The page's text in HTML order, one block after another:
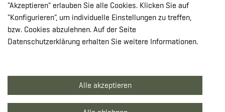
In OpenStreetMap öffnen
↳ Route mit GoogleMaps planen
Impressum
Datenschutzerklärung
"Akzeptieren" erlauben Sie alle Cookies. Klicken Sie auf
"Konfigurieren", um individuelle Einstellungen zu treffen,
bzw. Cookies abzulehnen. Auf der Seite
Datenschutzerklärung erhalten Sie weitere Informationen.
Alle akzeptieren